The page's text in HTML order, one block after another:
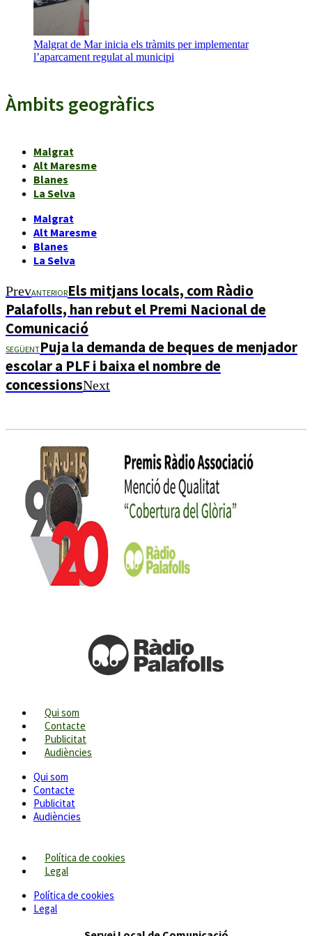
Malgrat de Mar inicia els tràmits per implementar
l’aparcament regulat al municipi
Àmbits geogràfics
Malgrat
Alt Maresme
Blanes
La Selva
Malgrat
Alt Maresme
Blanes
La Selva
PrevANTERIOREls mitjans locals, com Ràdio
Palafolls, han rebut el Premi Nacional de
Comunicació
SEGÜENTPuja la demanda de beques de menjador
escolar a PLF i baixa el nombre de
concessionsNext
Qui som
Contacte
Publicitat
Audiències
Qui som
Contacte
Publicitat
Audiències
Política de cookies
Legal
Política de cookies
Legal